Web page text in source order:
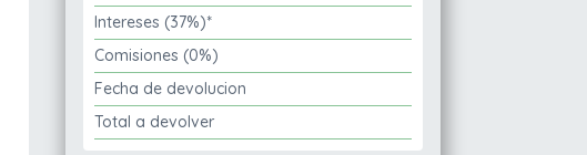
Intereses (37%)*
Comisiones (0%)
Fecha de devolucion
Total a devolver